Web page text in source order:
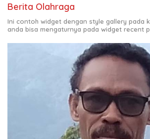
Berita Olahraga
Ini contoh widget dengan style gallery pada
anda bisa mengaturnya pada widget recent